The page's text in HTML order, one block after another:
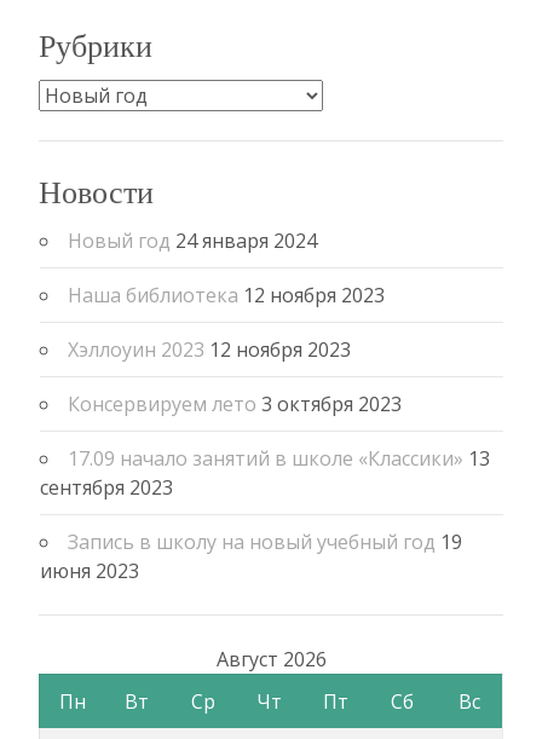
Рубрики
Рубрики
Новости
Новый год 24 января 2024
Наша библиотека 12 ноября 2023
Хэллоуин 2023 12 ноября 2023
Консервируем лето 3 октября 2023
17.09 начало занятий в школе «Классики» 13
сентября 2023
Запись в школу на новый учебный год 19
июня 2023
Август 2026
Пн
Вт Ср Чт Пт Сб
Вс